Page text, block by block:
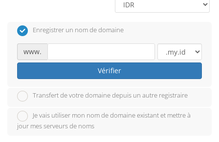
Enregistrer un nom de domaine
www.
Vérifier
Transfert de votre domaine depuis un autre registraire
Je vais utiliser mon nom de domaine existant et mettre à
jour mes serveurs de noms